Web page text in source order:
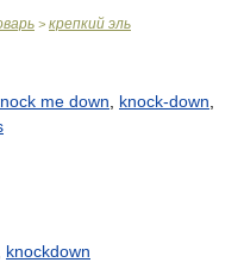
> крепкий эль
me down knock-down
knockdown